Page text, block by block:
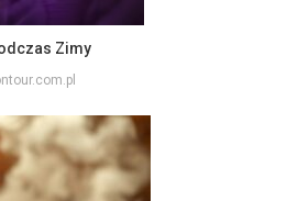
Zimy